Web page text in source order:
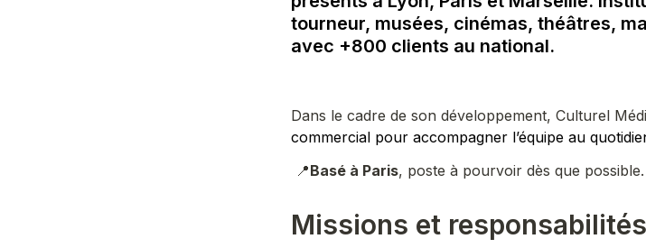
tourneur, musées, cinémas, théâtres,
avec +800 clients au national.
Dans le cadre de son développement, Culturel
commercial pour accompagner l’équipe au
📍Basé à Paris, poste à pourvoir dès que
Missions et responsabilités